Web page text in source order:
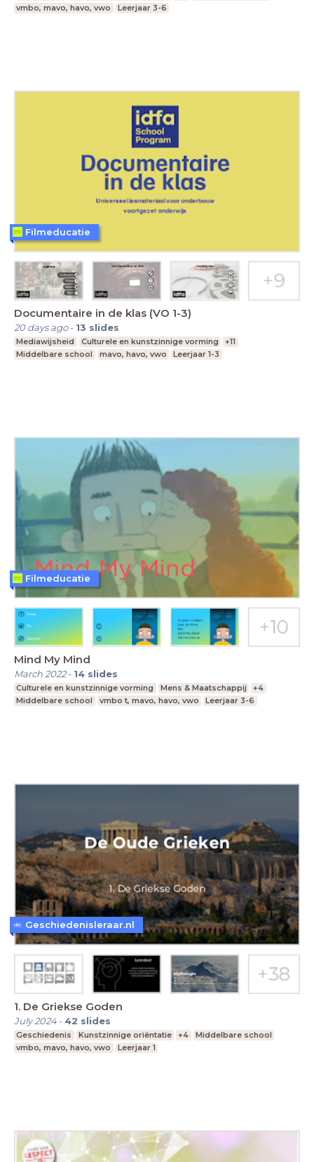
vmbo, mavo, havo, vwo
Leerjaar 3-6
Documentaire in de klas (VO 1-3)
20 days ago- 13 slides
Mediawijsheid Culturele en kunstzinnige vorming
+11
Middelbare school
mavo, havo, vwo Leerjaar 1-3
Filmeducatie
Mind My Mind
March 2022- 14 slides
Culturele en kunstzinnige vorming Mens & Maatschappij
+4
Middelbare school
vmbo t, mavo, havo, vwo Leerjaar 3-6
Filmeducatie
1. De Griekse Goden
July 2024- 42 slides
Geschiedenis Kunstzinnige oriëntatie +4
Middelbare school
vmbo, mavo, havo, vwo
Leerjaar 1
Geschiedenisleraar.nl